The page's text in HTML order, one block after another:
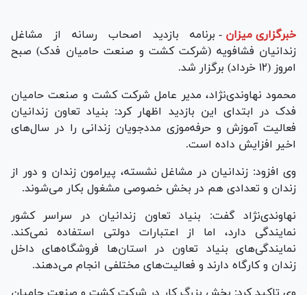
خبرگزاری میزان - برنامه بازدید اصحاب رسانه از مشاغل
زندانیان فشافویه (شرکت کشت و صنعت حامیان فدک) صبح
امروز (۱۲ خرداد) برگزار شد.
محمود نهاوندی‌نژاد، مدیر عامل شرکت کشت و صنعت حامیان
فدک در ابتدای این بازدید اظهار کرد: بنیاد تعاون زندانیان
فعالیت آموزش و حرفه‌‌موزی مددجویان زندانی را در سال‌های
اخیر افزایش داده است.
وی افزود: زندانیان در مشاغل نشسته، پیرامون زندان و دور از
زندان و تعدادی هم در بخش خصوصی مشغول بکار می‌شوند.
نهاوندی‌نژاد گفت: بنیاد تعاون زندانیان در سراسر کشور
نمایندگی دارد، اما از اعتبارات دولتی استفاده نمی‌کند.
نمایندگی‌های بنیاد تعاون در استان‌ها فروشگاه‌های داخل
زندان و کارگاه دارند و فعالیت‌های مختلفی انجام می‌دهند.